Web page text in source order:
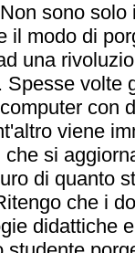
sono
il modo di
una
volte
con
viene
si
di quanto
che i
didattiche